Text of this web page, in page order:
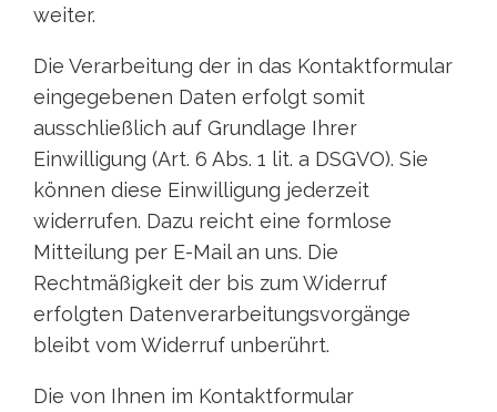
weiter.
Die Verarbeitung der in das Kontaktformular
eingegebenen Daten erfolgt somit
ausschließlich auf Grundlage Ihrer
Einwilligung (Art. 6 Abs. 1 lit. a DSGVO). Sie
können diese Einwilligung jederzeit
widerrufen. Dazu reicht eine formlose
Mitteilung per E-Mail an uns. Die
Rechtmäßigkeit der bis zum Widerruf
erfolgten Datenverarbeitungsvorgänge
bleibt vom Widerruf unberührt.
Die von Ihnen im Kontaktformular